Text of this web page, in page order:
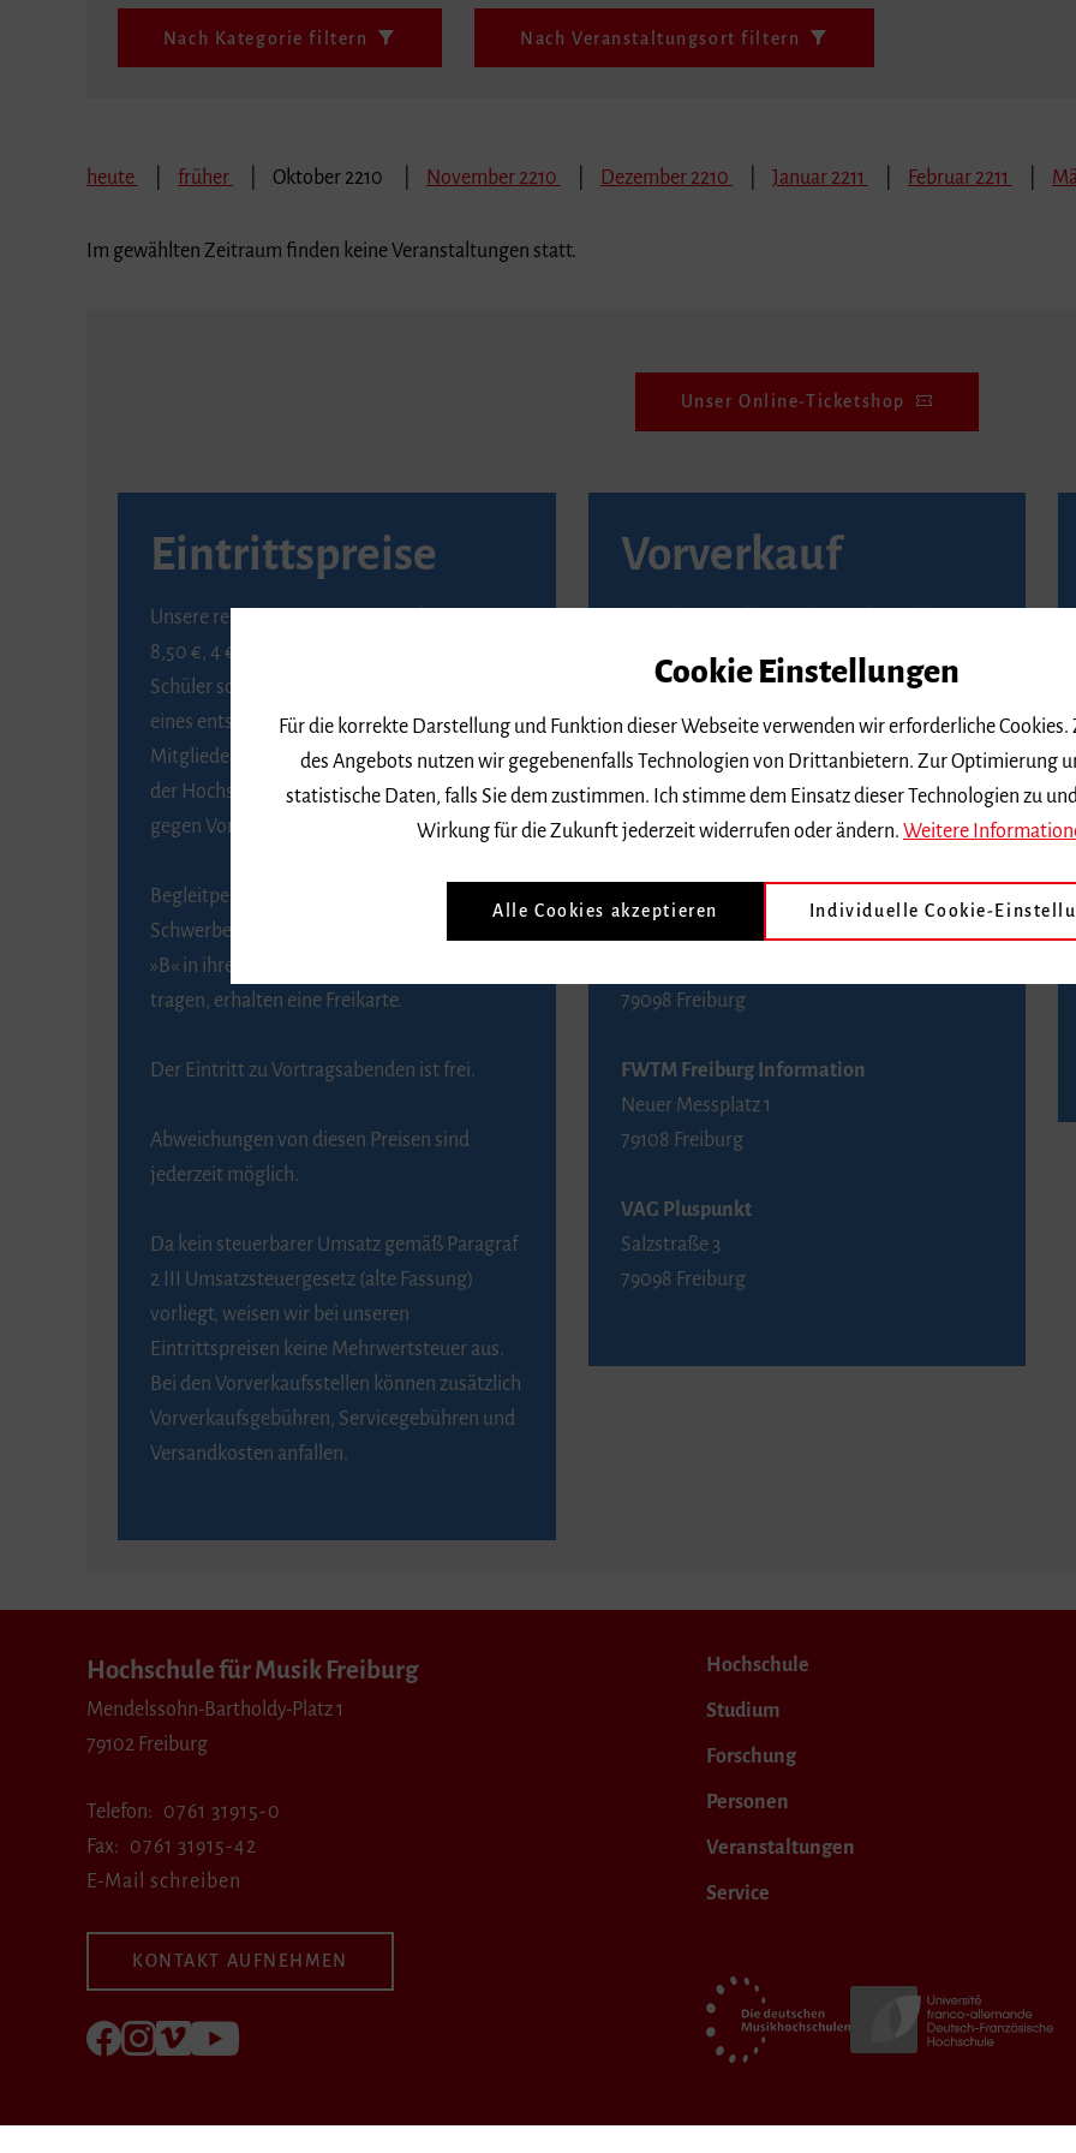
Nach Kategorie filtern Nach Veranstaltungsort filtern
heute früher Oktober 2210 November 2210 Dezember 2210 Januar 2211 Februar 2211
Im gewählten Zeitraum finden keine Veranstaltungen statt.
Unser Online-Ticketshop
Eintrittspreise
Unsere regulären Eintrittspreise betragen
8,50 €, 4 € ermäßigt für Schülerinnen und
Schüler sowie Studierende gegen Vorlage
eines entsprechenden Nachweises, 6 € für
Mitglieder der Gesellschaft zur Förderung
der Hochschule für Musik Freiburg e. V.
gegen Vorlage des Mitgliedsausweises.
Begleitpersonen von Menschen mit
Schwerbehinderung, die das Merkzeichen
»B« in ihrem Schwerbehindertenausweis
tragen, erhalten eine Freikarte.
Der Eintritt zu Vortragsabenden ist frei.
Abweichungen von diesen Preisen sind
jederzeit möglich.
Da kein steuerbarer Umsatz gemäß Paragraf
2 III Umsatzsteuergesetz (alte Fassung)
vorliegt, weisen wir bei unseren
Eintrittspreisen keine Mehrwertsteuer aus.
Bei den Vorverkaufsstellen können zusätzlich
Vorverkaufsgebühren, Servicegebühren und
Versandkosten anfallen.
Vorverkauf
Vorverkaufsstellen in Ihrer Nähe finden Sie
BZ-Kartenservice Freiburg
Kaiser-Joseph-Straße 229
79098 Freiburg
Telefon 0761 4968888 (Reservierungen sind
FWTM Tourist-Information
79098 Freiburg
FWTM Freiburg Information
Neuer Messplatz 1
79108 Freiburg
VAG Pluspunkt
Salzstraße 3
79098 Freiburg
Hochschule für Musik Freiburg
Mendelssohn-Bartholdy-Platz 1
79102 Freiburg
Telefon
0761 31915-0
Fax
0761 31915-42
E-Mail schreiben
KONTAKT AUFNEHMEN
Folgen Sie uns auf Facebook
Folgen Sie uns auf Instagram
Besuchen Sie uns bei Vimeo
Besuchen Sie uns bei youtube
Hochschule
Studium
Forschung
Personen
Veranstaltungen
Service
Cookie Einstellungen
Für die korrekte Darstellung und Funktion dieser Webseite verwenden wir erforderliche
des Angebots nutzen wir gegebenenfalls Technologien von Drittanbietern. Zur Optimierung
statistische Daten, falls Sie dem zustimmen. Ich stimme dem Einsatz dieser Technologien zu
Wirkung für die Zukunft jederzeit widerrufen oder ändern. Weitere
Alle Cookies akzeptieren Individuelle Cookie-